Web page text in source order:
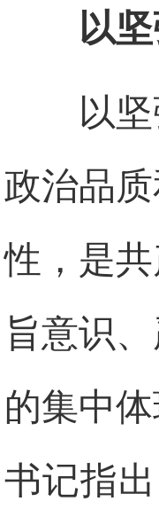
以
以
政治品
性，是
旨意识
的集中
书记指